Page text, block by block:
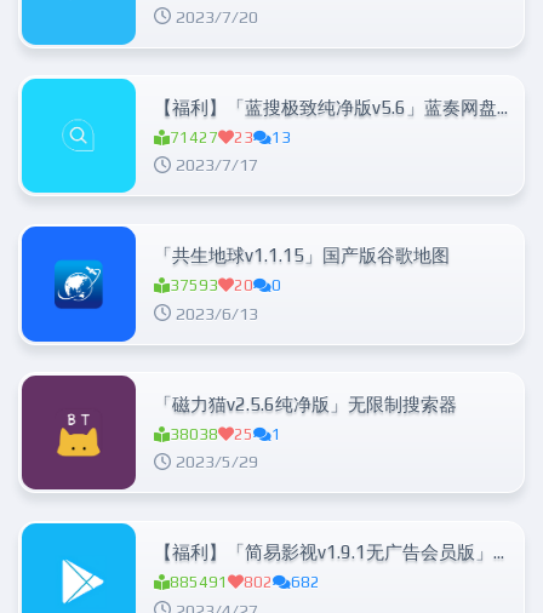
2023/7/20
【福利】「蓝搜极致纯净版v5.6」蓝奏网盘搜索神器
71427 23 13
2023/7/17
「共生地球v1.1.15」国产版谷歌地图
37593 20 0
2023/6/13
「磁力猫v2.5.6纯净版」无限制搜索器
38038 25 1
2023/5/29
【福利】「简易影视v1.9.1无广告会员版」解锁隐藏功能
885491 802 682